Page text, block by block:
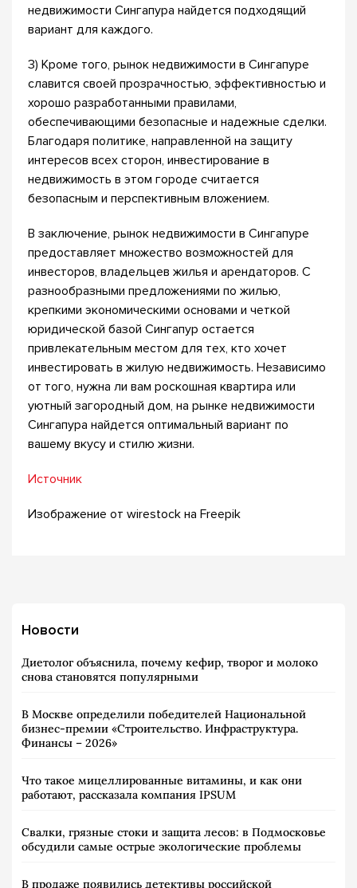
недвижимости Сингапура найдется подходящий
вариант для каждого.
3) Кроме того, рынок недвижимости в Сингапуре
славится своей прозрачностью, эффективностью и
хорошо разработанными правилами,
обеспечивающими безопасные и надежные сделки.
Благодаря политике, направленной на защиту
интересов всех сторон, инвестирование в
недвижимость в этом городе считается
безопасным и перспективным вложением.
В заключение, рынок недвижимости в Сингапуре
предоставляет множество возможностей для
инвесторов, владельцев жилья и арендаторов. С
разнообразными предложениями по жилью,
крепкими экономическими основами и четкой
юридической базой Сингапур остается
привлекательным местом для тех, кто хочет
инвестировать в жилую недвижимость. Независимо
от того, нужна ли вам роскошная квартира или
уютный загородный дом, на рынке недвижимости
Сингапура найдется оптимальный вариант по
вашему вкусу и стилю жизни.
Источник
Изображение от wirestock на Freepik
Новости
Диетолог объяснила, почему кефир, творог и молоко
снова становятся популярными
В Москве определили победителей Национальной
бизнес-премии «Строительство. Инфраструктура.
Финансы – 2026»
Что такое мицеллированные витамины, и как они
работают, рассказала компания IPSUM
Свалки, грязные стоки и защита лесов: в Подмосковье
обсудили самые острые экологические проблемы
В продаже появились детективы российской